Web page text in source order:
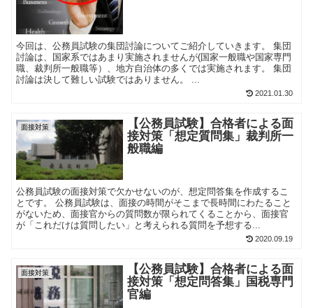
今回は、公務員試験の集団討論についてご紹介していきます。 集団
討論は、国家系ではあまり実施されませんが(国家一般職や国家専門
職、裁判所一般職等）、地方自治体の多くでは実施されます。 集団
討論は決して難しい試験ではありません。 ...
2021.01.30
面接対策
【公務員試験】合格者による面
接対策「想定質問集」裁判所一
般職編
公務員試験の面接対策で欠かせないのが、想定問答集を作成するこ
とです。 公務員試験は、面接の時間がそこまで長時間にわたること
がないため、面接官からの質問数が限られてくることから、面接官
が「これだけは質問したい」と考えられる質問を予想する...
2020.09.19
面接対策
【公務員試験】合格者による面
接対策「想定問答集」国税専門
官編